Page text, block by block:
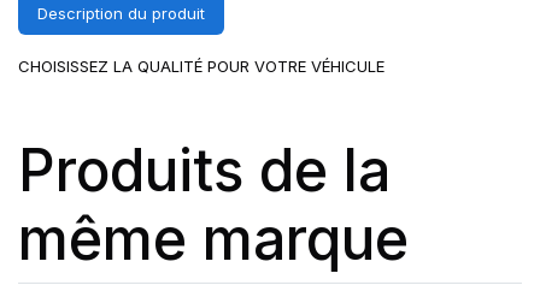
Description du produit
CHOISISSEZ LA QUALITÉ POUR VOTRE VÉHICULE
Produits de la
même marque